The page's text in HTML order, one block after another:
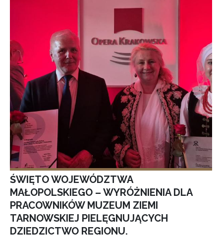
ŚWIĘTO WOJEWÓDZTWA
MAŁOPOLSKIEGO – WYRÓŻNIENIA DLA
PRACOWNIKÓW MUZEUM ZIEMI
TARNOWSKIEJ PIELĘGNUJĄCYCH
DZIEDZICTWO REGIONU.